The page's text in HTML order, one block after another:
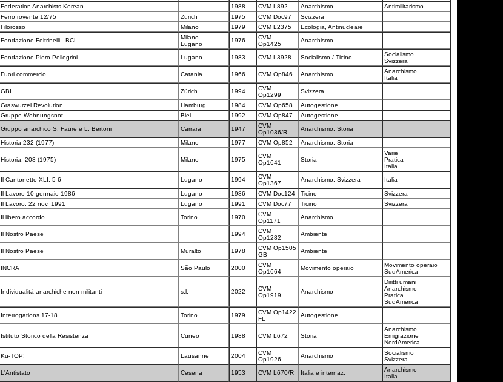
Federation Anarchists Korean 1988 CVM L892 Anarchismo
Antimilitarismo
Ferro rovente 12/75 Zürich 1975 CVM Doc97
Svizzera
Filorosso Milano 1979 CVM L2375
Ecologia, Antinucleare
Fondazione Feltrinelli - BCL
Milano -
Lugano
1976
CVM
Op1425
Anarchismo
Fondazione Piero Pellegrini Lugano 1983 CVM L3928 Socialismo / Ticino
Socialismo
Svizzera
Fuori commercio Catania 1966 CVM Op846 Anarchismo
Anarchismo
Italia
GBI Zürich 1994
CVM
Op1299
Svizzera
Graswurzel Revolution Hamburg 1984 CVM Op658
Autogestione
Gruppe Wohnungsnot Biel 1992 CVM Op847
Autogestione
Gruppo anarchico S. Faure e L. Bertoni Carrara 1947
CVM
Op1036/R
Anarchismo, Storia
Historia 232 (1977) Milano 1977 CVM Op852 Anarchismo, Storia
Historia, 208 (1975) Milano 1975
CVM
Op1641
Storia
Varie
Pratica
Italia
Il Cantonetto XLI, 5-6 Lugano 1994
CVM
Op1367
Anarchismo, Svizzera Italia
Il Lavoro 10 gennaio 1986 Lugano 1986 CVM Doc124 Ticino
Svizzera
Il Lavoro, 22 nov. 1991 Lugano 1991 CVM Doc77 Ticino
Svizzera
Il libero accordo Torino 1970
CVM
Op1171
Anarchismo
Il Nostro Paese 1994
CVM
Op1282
Ambiente
Il Nostro Paese Muralto 1978
CVM Op1505
GB
Ambiente
INCRA São Paulo 2000
CVM
Op1664
Movimento operaio
Movimento operaio
SudAmerica
Individualità anarchiche non militanti s.l. 2022
CVM
Op1919
Anarchismo
Diritti umani
Anarchismo
Pratica
SudAmerica
Interrogations 17-18 Torino 1979
CVM Op1422
FL
Autogestione
Istituto Storico della Resistenza Cuneo 1988 CVM L672 Storia
Anarchismo
Emigrazione
NordAmerica
Ku-TOP! Lausanne 2004
CVM
Op1926
Anarchismo
Socialismo
Svizzera
L'Antistato Cesena 1953 CVM L670/R Italia e internaz.
Anarchismo
Italia